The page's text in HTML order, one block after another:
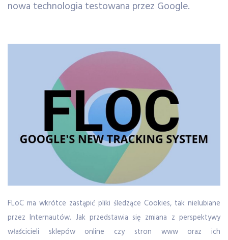
nowa technologia testowana przez Google.
FLoC ma wkrótce zastąpić pliki śledzące Cookies, tak nielubiane
przez Internautów. Jak przedstawia się zmiana z perspektywy
właścicieli sklepów online czy stron www oraz ich